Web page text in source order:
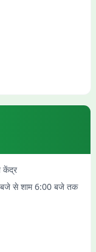
केंद्र
बजे से शाम 6:00 बजे तक